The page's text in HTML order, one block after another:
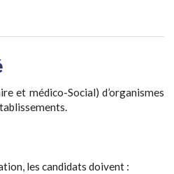
et médico-Social) d’organismes
les candidats doivent :